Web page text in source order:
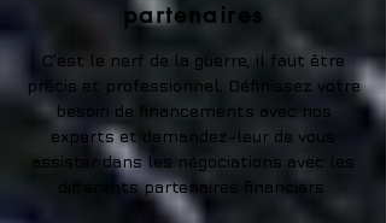
partenaires
C’est le nerf de la guerre, il faut être
précis et professionnel. Définissez votre
besoin de financements avec nos
experts et demandez-leur de vous
assister dans les négociations avec les
différents partenaires financiers.